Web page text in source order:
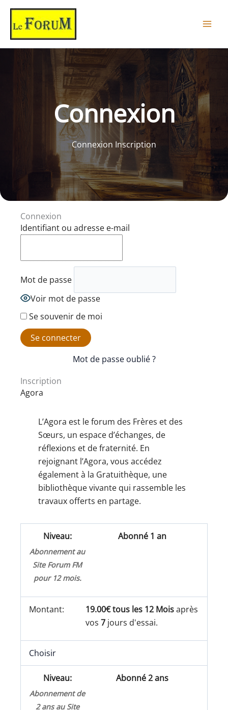
Aller
contenu
Connexion
Connexion Inscription
Connexion
Identifiant ou adresse e-mail
Mot de passe
Voir mot de passe
Se souvenir de moi
Mot de passe oublié ?
Inscription
Agora
L’Agora est le forum des Frères et des
Sœurs, un espace d’échanges, de
réflexions et de fraternité. En
rejoignant l’Agora, vous accédez
également à la Gratuithèque, une
bibliothèque vivante qui rassemble les
travaux offerts en partage.
Abonné 1 an
Abonnement au
Site Forum FM
pour 12 mois.
19.00€ tous les 12 Moisaprès
vos7 jours d'essai.
Choisir
Abonné 2 ans
Abonnement de
2 ans au Site